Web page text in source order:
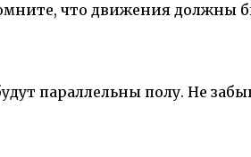
что движения должны
параллельны полу. Не